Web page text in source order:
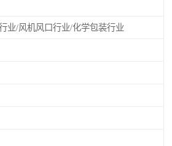
业/风机风口行业/化学包装行业